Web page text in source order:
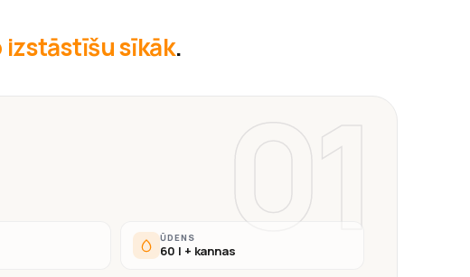
izstāstīšu sīkāk.
01
ŪDENS
60 l + kannas